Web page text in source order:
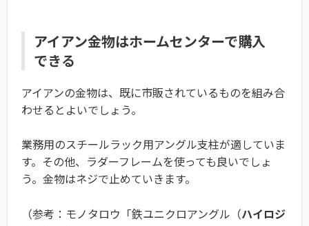
アイアン金物はホームセンターで購入
できる
アイアンの金物は、既に市販されているものを組み合
わせるとよいでしょう。
業務用のスチールラック用アングル支柱が適していま
す。その他、ラダーフレームを使っても良いでしょ
う。金物はネジで止めていきます。
（参考：モノタロウ「鉄ユニクロアングル（ハイロジ